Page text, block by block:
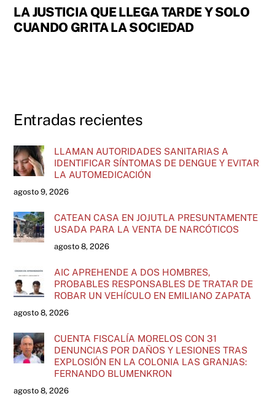
LA JUSTICIA QUE LLEGA TARDE Y SOLO
CUANDO GRITA LA SOCIEDAD
Entradas recientes
LLAMAN AUTORIDADES SANITARIAS A
IDENTIFICAR SÍNTOMAS DE DENGUE Y EVITAR
LA AUTOMEDICACIÓN
agosto 9, 2026
CATEAN CASA EN JOJUTLA PRESUNTAMENTE
USADA PARA LA VENTA DE NARCÓTICOS
agosto 8, 2026
AIC APREHENDE A DOS HOMBRES,
PROBABLES RESPONSABLES DE TRATAR DE
ROBAR UN VEHÍCULO EN EMILIANO ZAPATA
agosto 8, 2026
CUENTA FISCALÍA MORELOS CON 31
DENUNCIAS POR DAÑOS Y LESIONES TRAS
EXPLOSIÓN EN LA COLONIA LAS GRANJAS:
FERNANDO BLUMENKRON
agosto 8, 2026